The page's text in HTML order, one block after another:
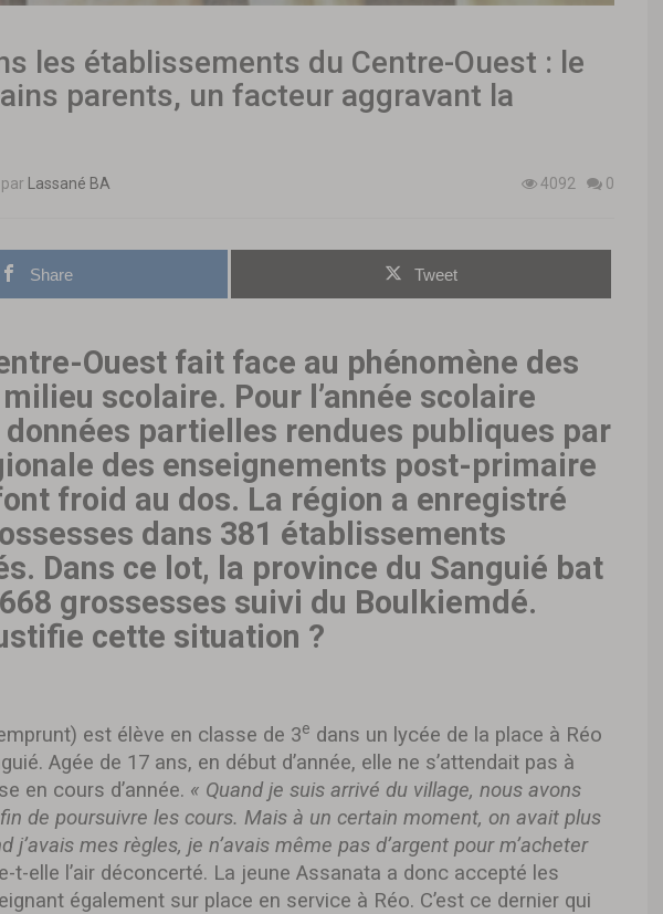
les établissements du Centre-Ouest : le
parents, un facteur aggravant la
par Lassané BA 4092 0
Share Tweet
Ouest fait face au phénomène des
scolaire. Pour l’année scolaire
données partielles rendues publiques par
des enseignements post-primaire
froid au dos. La région a enregistré
dans 381 établissements
Dans ce lot, la province du Sanguié bat
grossesses suivi du Boulkiemdé.
cette situation ?
est élève en classe de 3e dans un lycée de la place à Réo
Agée de 17 ans, en début d’année, elle ne s’attendait pas à
en cours d’année. « Quand je suis arrivé du village, nous avons
de poursuivre les cours. Mais à un certain moment, on avait plus
j’avais mes règles, je n’avais même pas d’argent pour m’acheter
t-elle l’air déconcerté. La jeune Assanata a donc accepté les
également sur place en service à Réo. C’est ce dernier qui